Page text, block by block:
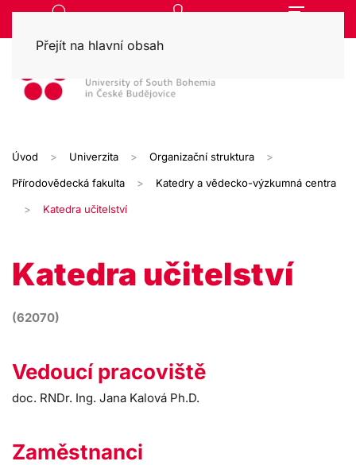
Přejít na hlavní obsah
Úvod Univerzita Organizační struktura
Přírodovědecká fakulta Katedry a vědecko-výzkumná centra
Katedra učitelství
Katedra učitelství
(62070)
Vedoucí pracoviště
doc. RNDr. Ing. Jana Kalová Ph.D.
Zaměstnanci